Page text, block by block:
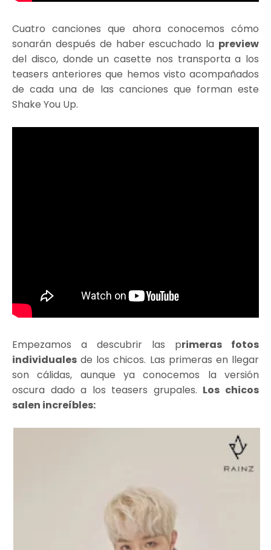
Cuatro canciones que ahora conocemos cómo
sonarán después de haber escuchado la preview
del disco, donde un casette nos transporta a los
teasers anteriores que hemos visto acompañados
de cada una de las canciones que forman este
Shake You Up.
Empezamos a descubrir las primeras fotos
individuales de los chicos. Las primeras en llegar
son cálidas, aunque ya conocemos la versión
oscura dado a los teasers grupales. Los chicos
salen increíbles: